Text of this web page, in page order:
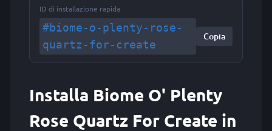
ID di installazione rapida
#biome-o-plenty-rose-
quartz-for-create
Copia
Installa Biome O' Plenty
Rose Quartz For Create in